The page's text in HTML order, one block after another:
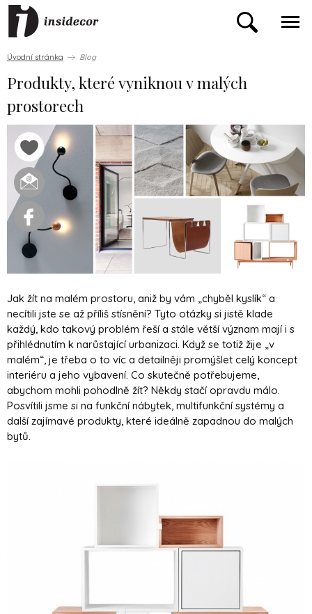
Úvodní stránka Blog
Produkty, které vyniknou v malých
prostorech
Jak žít na malém prostoru, aniž by vám „chyběl kyslík“ a
necítili jste se až příliš stísnění? Tyto otázky si jistě klade
každý, kdo takový problém řeší a stále větší význam mají i s
přihlédnutím k narůstající urbanizaci. Když se totiž žije „v
malém“, je třeba o to víc a detailněji promýšlet celý koncept
interiéru a jeho vybavení. Co skutečně potřebujeme,
abychom mohli pohodlně žít? Někdy stačí opravdu málo.
Posvítili jsme si na funkční nábytek, multifunkční systémy a
další zajímavé produkty, které ideálně zapadnou do malých
bytů.